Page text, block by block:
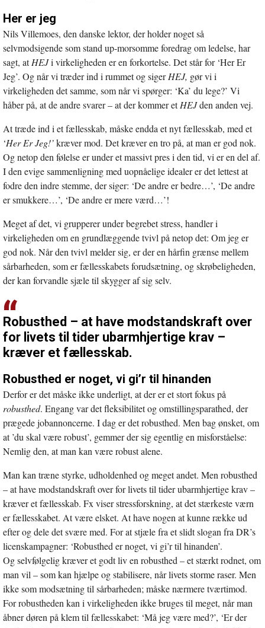
Her er jeg
Nils Villemoes, den danske lektor, der holder noget så
selvmodsigende som stand up-morsomme foredrag om ledelse, har
sagt, atHEJi virkeligheden er en forkortelse. Det står for ‘Her Er
Jeg’. Og når vi træder ind i rummet og sigerHEJ, gør vi i
virkeligheden det samme, som når vi spørger: ‘Ka’ du lege?’ Vi
håber på, at de andre svarer – at der kommer etHEJden anden vej.
At træde ind i et fællesskab, måske endda et nyt fællesskab, med et
‘Her Er Jeg!’kræver mod. Det kræver en tro på, at man er god nok.
Og netop den følelse er under et massivt pres i den tid, vi er en del af.
I den evige sammenligning med uopnåelige idealer er det lettest at
fodre den indre stemme, der siger: ‘De andre er bedre…’, ‘De andre
er smukkere…’, ‘De andre er mere værd…’!
Meget af det, vi grupperer under begrebet stress, handler i
virkeligheden om en grundlæggende tvivl på netop det: Om jeg er
god nok. Når den tvivl melder sig, er der en hårfin grænse mellem
sårbarheden, som er fællesskabets forudsætning, og skrøbeligheden,
der kan forvandle sjæle til skygger af sig selv.
Robusthed – at have modstandskraft over
for livets til tider ubarmhjertige krav –
kræver et fællesskab.
Robusthed er noget, vi gi’r til hinanden
Derfor er det måske ikke underligt, at der er et stort fokus på
robusthed. Engang var det fleksibilitet og omstillingsparathed, der
prægede jobannoncerne. I dag er det robusthed. Men bag ønsket, om
at ’du skal være robust’, gemmer der sig egentlig en misforståelse:
Nemlig den, at man kan være robust alene.
Man kan træne styrke, udholdenhed og meget andet. Men robusthed
– at have modstandskraft over for livets til tider ubarmhjertige krav –
kræver et fællesskab. Fx viser stressforskning, at det stærkeste værn
er fællesskabet. At være elsket. At have nogen at kunne række ud
efter og dele det svære med. For at stjæle fra et slidt slogan fra DR’s
licenskampagner: ‘Robusthed er noget, vi gi’r til hinanden’.
Og selvfølgelig kræver et godt liv en robusthed – et stærkt rodnet, om
man vil – som kan hjælpe og stabilisere, når livets storme raser. Men
ikke som modsætning til sårbarheden; måske nærmere tværtimod.
For robustheden kan i virkeligheden ikke bruges til meget, når man
åbner døren på klem til fællesskabet: ‘Må jeg være med?’, ‘Er der